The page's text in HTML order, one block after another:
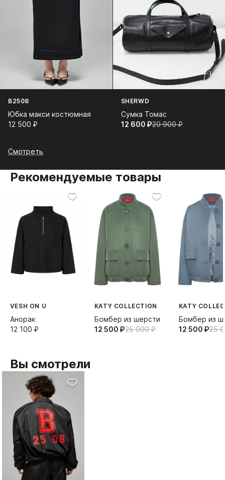
B2508
Юбка макси костюмная
12 500⁠ ⁠₽
SHERWD
Сумка Томас
12 600⁠ ⁠₽20 900⁠ ⁠₽
Смотреть
Рекомендуемые товары
VESH ON U
Анорак
12 100⁠ ⁠₽
KATY COLLECTION
Бомбер из шерсти
12 500⁠ ⁠₽25 000⁠ ⁠₽
KATY
Бомбер из
12 500⁠ ⁠₽25
Вы смотрели